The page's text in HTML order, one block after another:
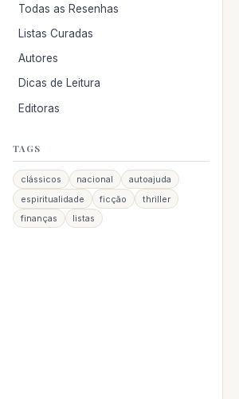
Todas as Resenhas
Listas Curadas
Autores
Dicas de Leitura
Editoras
TAGS
clássicos nacional
autoajuda
espiritualidade
ficção
thriller
finanças
listas